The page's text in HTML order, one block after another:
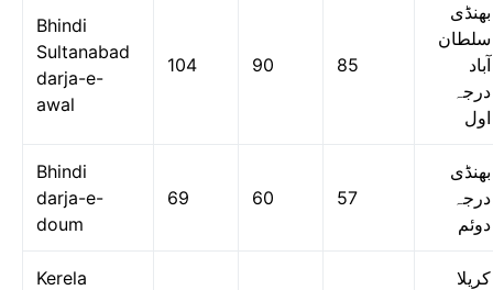
Bhindi
Sultanabad
darja-e-
awal
104 90 85
بھنڈی
سلطان
آباد
درجہ
اول
Bhindi
darja-e-
doum
69 60 57
بھنڈی
درجہ
دوئم
Kerela
کریلا